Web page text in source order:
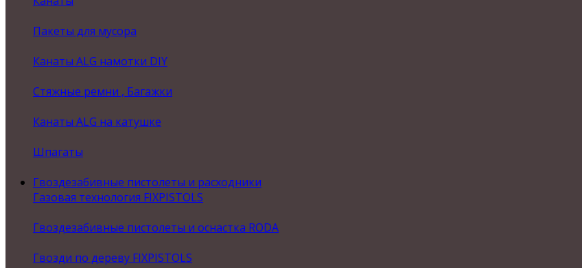
Пакеты для мусора
Канаты ALG намотки DIY
Стяжные ремни , Багажки
Канаты ALG на катушке
Шпагаты
Гвоздезабивные пистолеты и расходники
Газовая технология FIXPISTOLS
Гвоздезабивные пистолеты и оснастка RODA
Гвозди по дереву FIXPISTOLS